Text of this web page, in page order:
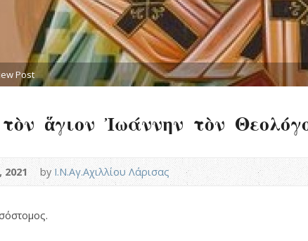
Post
ἅγιον Ἰωάννην τὸν
byΙ.Ν.Αγ.Αχιλλίου Λάρισας